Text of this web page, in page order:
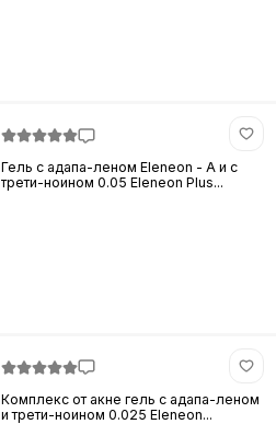
Гель с адапа-леном Eleneon - A и с
трети-ноином 0.05 Eleneon Plus...
Комплекс от акне гель с адапа-леном
и трети-ноином 0.025 Eleneon...